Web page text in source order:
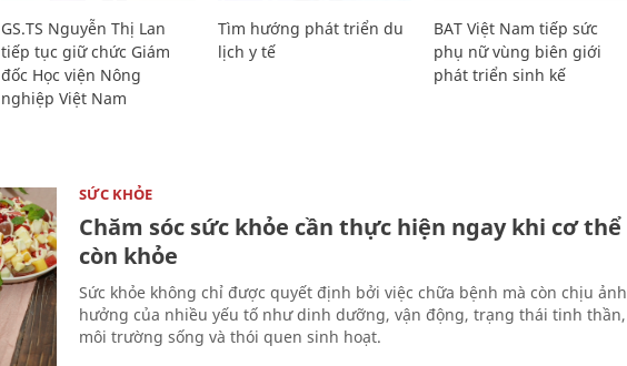
GS.TS Nguyễn Thị Lan
tiếp tục giữ chức Giám
đốc Học viện Nông
nghiệp Việt Nam
Tìm hướng phát triển du
lịch y tế
BAT Việt Nam tiếp sức
phụ nữ vùng biên giới
phát triển sinh kế
SỨC KHỎE
Chăm sóc sức khỏe cần thực hiện ngay khi cơ thể
còn khỏe
Sức khỏe không chỉ được quyết định bởi việc chữa bệnh mà còn chịu ảnh
hưởng của nhiều yếu tố như dinh dưỡng, vận động, trạng thái tinh thần,
môi trường sống và thói quen sinh hoạt.